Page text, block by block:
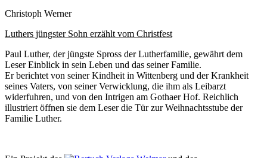
Christoph Werner
Luthers jüngster Sohn erzählt vom Christfest
Paul Luther, der jüngste Spross der Lutherfamilie, gewährt dem
Leser Einblick in sein Leben und das seiner Familie.
Er berichtet von seiner Kindheit in Wittenberg und der Krankheit
seines Vaters, von seiner Verwicklung, die ihm als Leibarzt
widerfuhren, und von den Intrigen am Gothaer Hof. Reichlich
illustriert öffnen sie dem Leser die Tür zur Weihnachtsstube der
Familie Luther.